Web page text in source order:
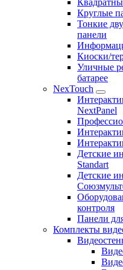
Круглые
Тонкие
панели
Киоски/
Уличные
батарее
NexTouch
NextPanel
Детские
Standart
Детские
контроля
Панели
Комплекты